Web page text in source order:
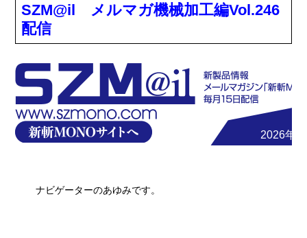
SZM@il メルマガ機械加工編Vol.246
配信
2026年5
ナビゲーターのあゆみです。